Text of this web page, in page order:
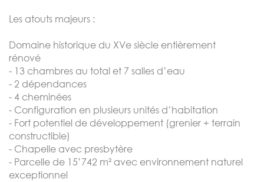
Les atouts majeurs :
Domaine historique du XVe siècle entièrement
rénové
- 13 chambres au total et 7 salles d’eau
- 2 dépendances
- 4 cheminées
- Configuration en plusieurs unités d’habitation
- Fort potentiel de développement (grenier + terrain
constructible)
- Chapelle avec presbytère
- Parcelle de 15’742 m² avec environnement naturel
exceptionnel